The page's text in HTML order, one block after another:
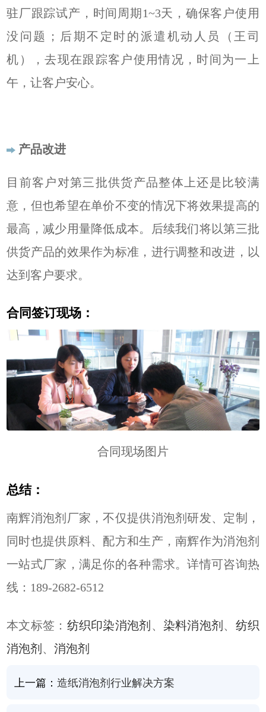
驻厂跟踪试产，时间周期1~3天，确保客户使用
没问题；后期不定时的派遣机动人员（王司
机），去现在跟踪客户使用情况，时间为一上
午，让客户安心。
产品改进
目前客户对第三批供货产品整体上还是比较满
意，但也希望在单价不变的情况下将效果提高的
最高，减少用量降低成本。后续我们将以第三批
供货产品的效果作为标准，进行调整和改进，以
达到客户要求。
合同签订现场：
合同现场图片
总结：
南辉消泡剂厂家，不仅提供消泡剂研发、定制，
同时也提供原料、配方和生产，南辉作为消泡剂
一站式厂家，满足你的各种需求。详情可咨询热
线：189-2682-6512
本文标签： 纺织印染消泡剂 、 染料消泡剂 、 纺织
消泡剂 、消泡剂
上一篇： 造纸消泡剂行业解决方案